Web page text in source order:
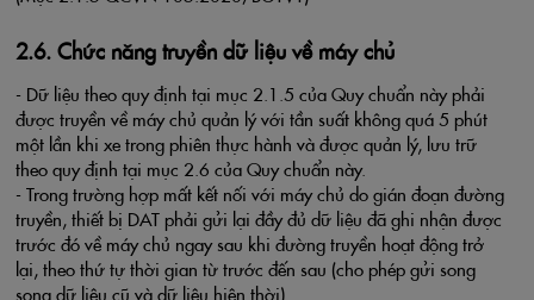
2.6. Chức năng truyền dữ liệu về máy chủ
- Dữ liệu theo quy định tại mục 2.1.5 của Quy chuẩn này phải
được truyền về máy chủ quản lý với tần suất không quá 5 phút
một lần khi xe trong phiên thực hành và được quản lý, lưu trữ
theo quy định tại mục 2.6 của Quy chuẩn này.
- Trong trường hợp mất kết nối với máy chủ do gián đoạn đường
truyền, thiết bị DAT phải gửi lại đầy đủ dữ liệu đã ghi nhận được
trước đó về máy chủ ngay sau khi đường truyền hoạt động trở
lại, theo thứ tự thời gian từ trước đến sau (cho phép gửi song
song dữ liệu cũ và dữ liệu hiện thời).